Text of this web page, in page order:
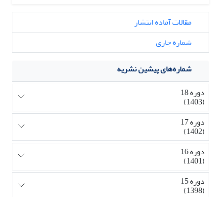
مقالات آماده انتشار
شماره جاری
شماره‌های پیشین نشریه
دوره 18
(1403)
دوره 17
(1402)
دوره 16
(1401)
دوره 15
(1398)